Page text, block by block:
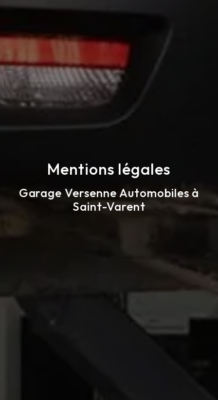
Mentions légales
Garage Versenne Automobiles à
Saint-Varent